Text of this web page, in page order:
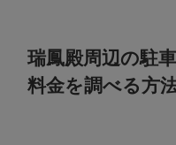
瑞鳳殿周辺の駐
料金を調べる方